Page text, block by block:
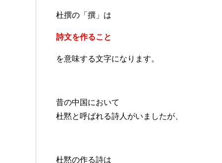
杜撰の「撰」は
詩文を作ること
を意味する文字になります。
昔の中国において
杜黙と呼ばれる詩人がいましたが、
杜黙の作る詩は